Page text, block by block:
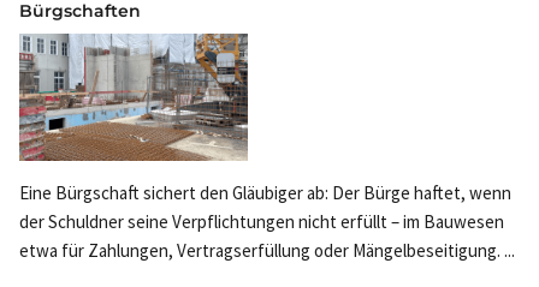
Bürgschaften
Eine Bürgschaft sichert den Gläubiger ab: Der Bürge haftet, wenn
der Schuldner seine Verpflichtungen nicht erfüllt – im Bauwesen
etwa für Zahlungen, Vertragserfüllung oder Mängelbeseitigung. ...